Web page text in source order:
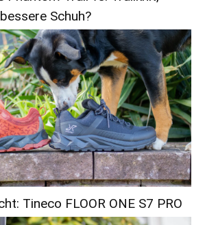
Schuh?
Tineco FLOOR ONE S7 PRO